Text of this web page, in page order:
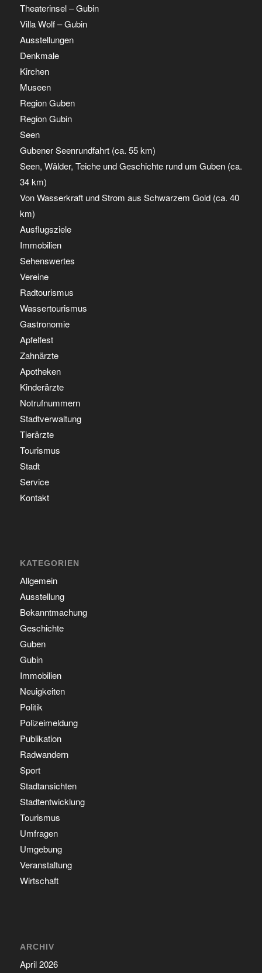
Theaterinsel – Gubin
Villa Wolf – Gubin
Ausstellungen
Denkmale
Kirchen
Museen
Region Guben
Region Gubin
Seen
Gubener Seenrundfahrt (ca. 55 km)
Seen, Wälder, Teiche und Geschichte rund um Guben (ca.
34 km)
Von Wasserkraft und Strom aus Schwarzem Gold (ca. 40
km)
Ausflugsziele
Immobilien
Sehenswertes
Vereine
Radtourismus
Wassertourismus
Gastronomie
Apfelfest
Zahnärzte
Apotheken
Kinderärzte
Notrufnummern
Stadtverwaltung
Tierärzte
Tourismus
Stadt
Service
Kontakt
KATEGORIEN
Allgemein
Ausstellung
Bekanntmachung
Geschichte
Guben
Gubin
Immobilien
Neuigkeiten
Politik
Polizeimeldung
Publikation
Radwandern
Sport
Stadtansichten
Stadtentwicklung
Tourismus
Umfragen
Umgebung
Veranstaltung
Wirtschaft
ARCHIV
April 2026